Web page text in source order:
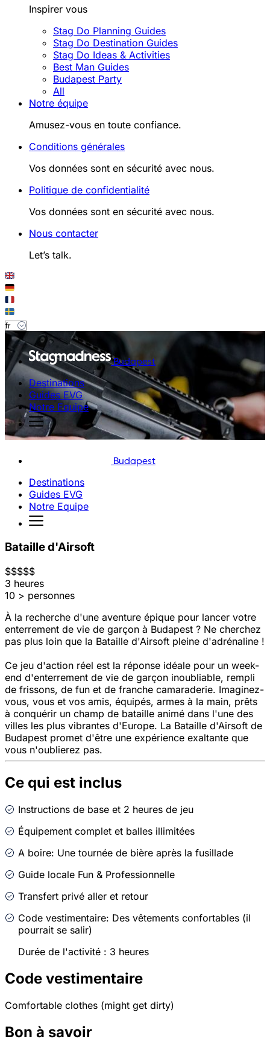
Inspirer vous
Stag Do Planning Guides
Stag Do Destination Guides
Stag Do Ideas & Activities
Best Man Guides
Budapest Party
All
Notre équipe
Amusez-vous en toute confiance.
Conditions générales
Vos données sont en sécurité avec nous.
Politique de confidentialité
Vos données sont en sécurité avec nous.
Nous contacter
Let’s talk.
Budapest
Destinations
Guides EVG
Notre Equipe
Budapest
Destinations
Guides EVG
Notre Equipe
Bataille d'Airsoft
$$$$$
3 heures
10 > personnes
À la recherche d'une aventure épique pour lancer votre
enterrement de vie de garçon à Budapest ? Ne cherchez
pas plus loin que la Bataille d'Airsoft pleine d'adrénaline !
Ce jeu d'action réel est la réponse idéale pour un week-
end d'enterrement de vie de garçon inoubliable, rempli
de frissons, de fun et de franche camaraderie. Imaginez-
vous, vous et vos amis, équipés, armes à la main, prêts
à conquérir un champ de bataille animé dans l'une des
villes les plus vibrantes d'Europe. La Bataille d'Airsoft de
Budapest promet d'être une expérience exaltante que
vous n'oublierez pas.
Ce qui est inclus
Instructions de base et 2 heures de jeu
Équipement complet et balles illimitées
A boire: Une tournée de bière après la fusillade
Guide locale Fun & Professionnelle
Transfert privé aller et retour
Code vestimentaire: Des vêtements confortables (il
pourrait se salir)
Durée de l'activité : 3 heures
Code vestimentaire
Comfortable clothes (might get dirty)
Bon à savoir